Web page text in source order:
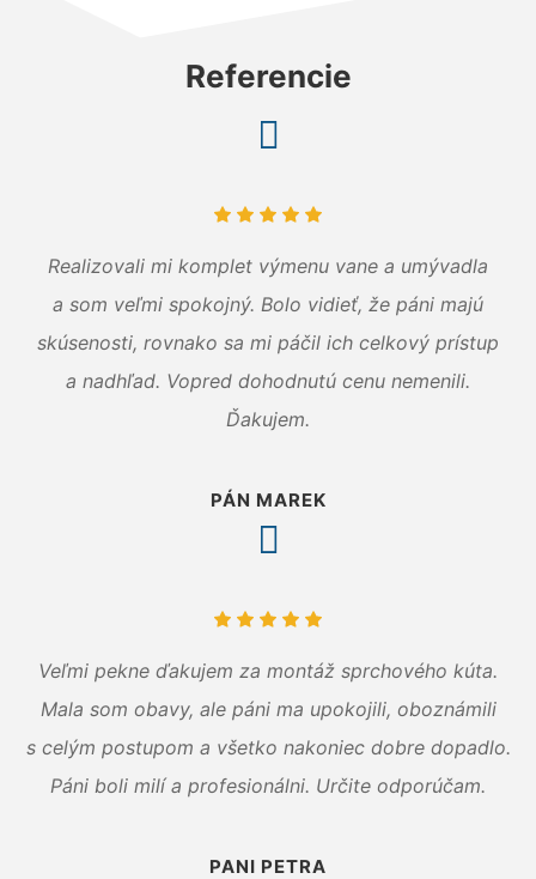
Referencie
Realizovali mi komplet výmenu vane a umývadla
a som veľmi spokojný. Bolo vidieť, že páni majú
skúsenosti, rovnako sa mi páčil ich celkový prístup
a nadhľad. Vopred dohodnutú cenu nemenili.
Ďakujem.
PÁN MAREK
Veľmi pekne ďakujem za montáž sprchového kúta.
Mala som obavy, ale páni ma upokojili, oboznámili
s celým postupom a všetko nakoniec dobre dopadlo.
Páni boli milí a profesionálni. Určite odporúčam.
PANI PETRA